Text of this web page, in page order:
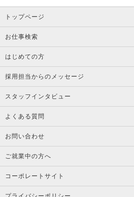
トップページ
お仕事検索
はじめての方
採用担当からのメッセージ
スタッフインタビュー
よくある質問
お問い合わせ
ご就業中の方へ
コーポレートサイト